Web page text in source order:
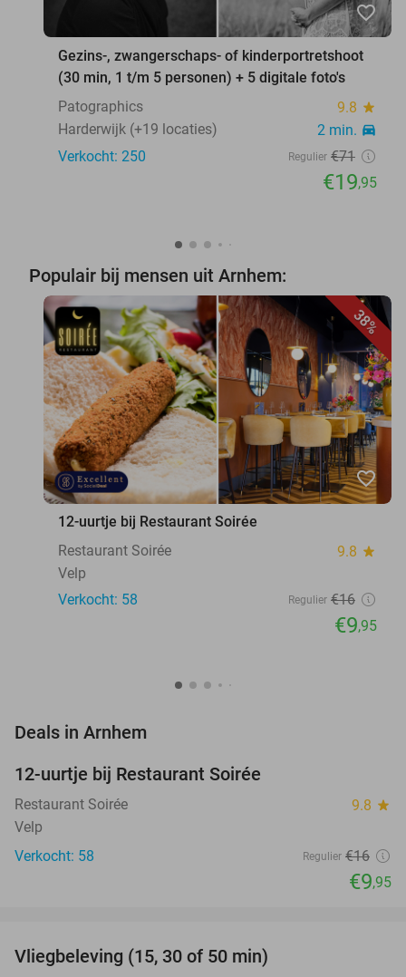
favorite_border
Gezins-, zwangerschaps- of kinderportretshoot
(30 min, 1 t/m 5 personen) + 5 digitale foto's
Patographics
9.8 star
Harderwijk (+19 locaties) 2 min. directions_car
Verkocht: 250 Regulier €71
€19,95
Populair bij mensen uit Arnhem:
38%
favorite_border
12-uurtje bij Restaurant Soirée
Restaurant Soirée
9.8 star
Velp
Verkocht: 58
Regulier €16
€9,95
Deals in Arnhem
12-uurtje bij Restaurant Soirée
Restaurant Soirée 9.8 star
Velp
Verkocht: 58
Regulier €16
€9,95
Vliegbeleving (15, 30 of 50 min)